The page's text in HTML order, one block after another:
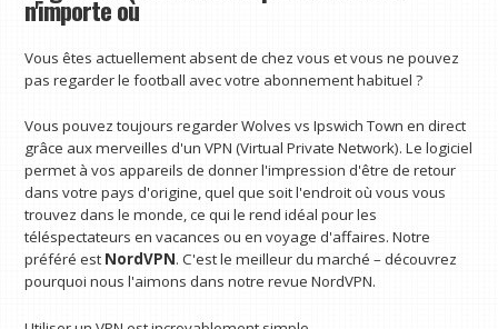
n'importe où
Vous êtes actuellement absent de chez vous et vous ne pouvez
pas regarder le football avec votre abonnement habituel ?
Vous pouvez toujours regarder Wolves vs Ipswich Town en direct
grâce aux merveilles d'un VPN (Virtual Private Network). Le logiciel
permet à vos appareils de donner l'impression d'être de retour
dans votre pays d'origine, quel que soit l'endroit où vous vous
trouvez dans le monde, ce qui le rend idéal pour les
téléspectateurs en vacances ou en voyage d'affaires. Notre
préféré est NordVPN. C'est le meilleur du marché – découvrez
pourquoi nous l'aimons dans notre revue NordVPN.